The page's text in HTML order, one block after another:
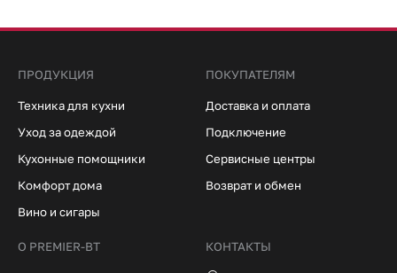
ПРОДУКЦИЯ
Техника для кухни
Уход за одеждой
Кухонные помощники
Комфорт дома
Вино и сигары
ПОКУПАТЕЛЯМ
Доставка и оплата
Подключение
Сервисные центры
Возврат и обмен
О PREMIER-BT КОНТАКТЫ